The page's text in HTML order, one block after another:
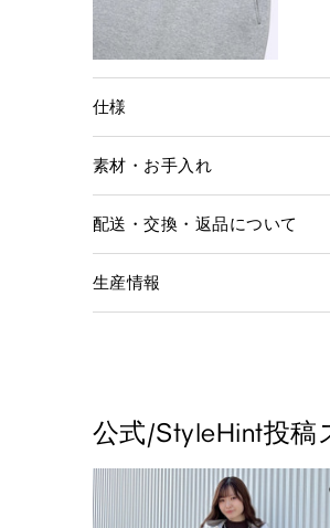
仕様
素材・お手入れ
配送・交換・返品について
生産情報
公式/StyleHint投稿